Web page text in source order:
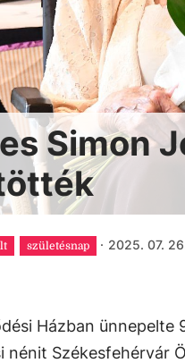
Simon
születésnap · 2025. 07.
Házban
nénit Székesfehérvár